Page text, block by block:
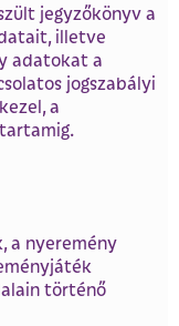
jegyzőkönyv a
illetve
adatokat a
jogszabályi
a
a nyeremény
történő